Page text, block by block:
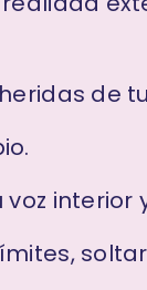
de
interior